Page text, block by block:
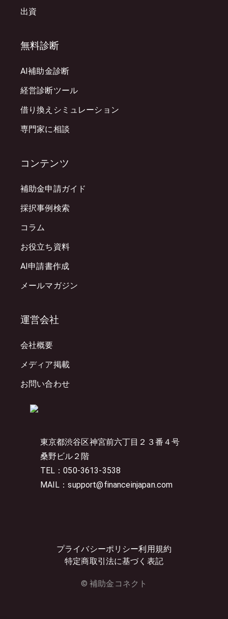
東京都渋谷区神宮前六丁目２３番４号
桑野ビル２階
TEL：050-3613-3538
MAIL：support@financeinjapan.com
プライバシーポリシー利用規約
特定商取引法に基づく表記
© 補助金コネクト
出資
無料診断
AI補助金診断
経営診断ツール
借り換えシミュレーション
専門家に相談
コンテンツ
補助金申請ガイド
採択事例検索
コラム
お役立ち資料
AI申請書作成
メールマガジン
運営会社
会社概要
メディア掲載
お問い合わせ